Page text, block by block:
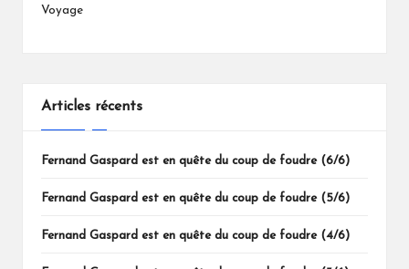
Voyage
Articles récents
Fernand Gaspard est en quête du coup de foudre (6/6)
Fernand Gaspard est en quête du coup de foudre (5/6)
Fernand Gaspard est en quête du coup de foudre (4/6)